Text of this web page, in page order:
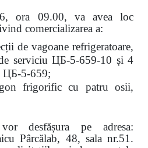
, ora 09.00, va avea loc
comercializarea a:
de vagoane refrigeratoare,
serviciu ЦБ-5-659-10 și 4
ЦБ-5-659;
frigorific cu patru osii,
desfășura pe adresa:
Pârcălab, 48, sala nr.51.